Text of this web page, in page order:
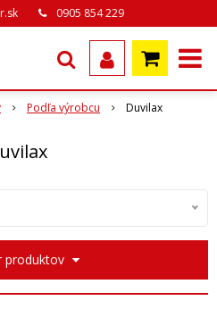
0905 854 229
Podľa výrobcu Duvilax
produktov